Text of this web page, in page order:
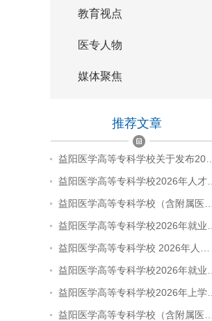
教育视点
医专人物
媒体聚焦
推荐文章
益阳医学高等专科学校关于发布20…
益阳医学高等专科学校2026年人才…
益阳医学高等专科学校（含附属医…
益阳医学高等专科学校2026年就业…
益阳医学高等专科学校 2026年人…
益阳医学高等专科学校2026年就业…
益阳医学高等专科学校2026年上学…
益阳医学高等专科学校（含附属医…